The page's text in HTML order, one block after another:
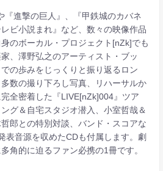
『進撃の巨人』、『甲鉄城のカバネ
ビ小説まれ』など、数々の映像作品
のボーカル・プロジェクト[nZk]でも
、澤野弘之のアーティスト・ブッ
の歩みをじっくりと振り返るロン
数の撮り下ろし写真、リハーサルか
全密着した『LIVE[nZk]004』ツア
グ＆自宅スタジオ潜入、小室哲哉＆
郎との特別対談、バンド・スコアな
表音源を収めたCDも付属します。劇
角的に迫るファン必携の1冊です。